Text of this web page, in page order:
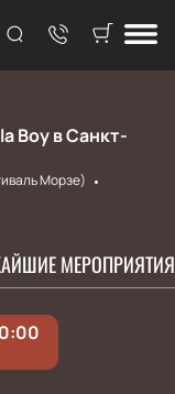
Boy в Санкт-
Морзе)
МЕРОПРИЯТИЯ